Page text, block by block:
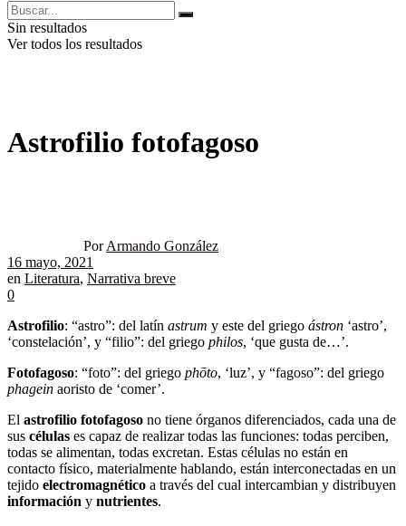
Sin resultados
Ver todos los resultados
Astrofilio fotofagoso
PorArmando González
16 mayo, 2021
en Literatura, Narrativa breve
0
Astrofilio: “astro”: del latín astrum y este del griego ástron ‘astro’,
‘constelación’, y “filio”: del griego philos, ‘que gusta de…’.
Fotofagoso: “foto”: del griego phōto, ‘luz’, y “fagoso”: del griego
phagein aoristo de ‘comer’.
El astrofilio fotofagoso no tiene órganos diferenciados, cada una de
sus células es capaz de realizar todas las funciones: todas perciben,
todas se alimentan, todas excretan. Estas células no están en
contacto físico, materialmente hablando, están interconectadas en un
tejido electromagnético a través del cual intercambian y distribuyen
información y nutrientes.